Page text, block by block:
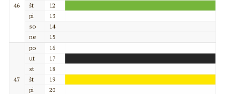
46
št
12
pi
13
so
14
ne
15
47
po
16
ut
17
st
18
št
19
pi
20